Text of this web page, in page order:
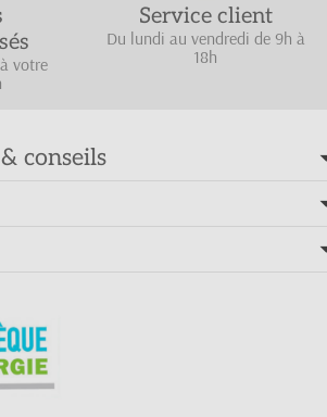
votre
Service client
Du lundi au vendredi de 9h à
18h
conseils